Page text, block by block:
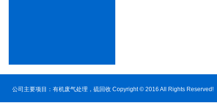
公司主要项目： 有机废气处理 ，硫回收 Copyright © 2016 All Rights